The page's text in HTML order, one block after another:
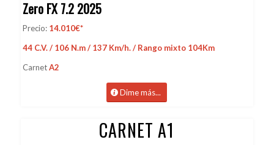
Zero FX 7.2 2025
Precio: 14.010€*
44 C.V. / 106 N.m / 137 Km/h. / Rango mixto 104Km
CarnetA2
Dime más...
CARNET A1